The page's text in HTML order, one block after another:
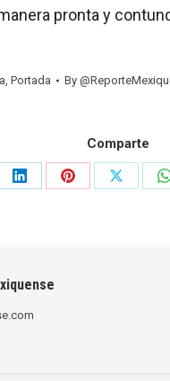
pronta y
, Portada By
Comparte
Share
Share
Share